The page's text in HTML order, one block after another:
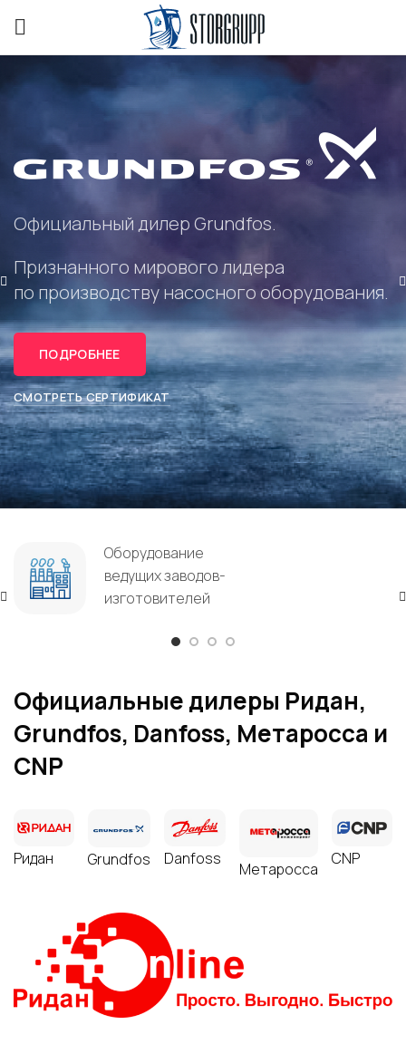
Официальный дилер Grundfos.
Признанного мирового лидера
по производству насосного оборудования.
ПОДРОБНЕЕ
СМОТРЕТЬ СЕРТИФИКАТ
Оборудование
ведущих заводов-
изготовителей
Официальные дилеры Ридан,
Grundfos, Danfoss, Метаросса и
CNP
Ридан Grundfos Danfoss
Метаросса
CNP